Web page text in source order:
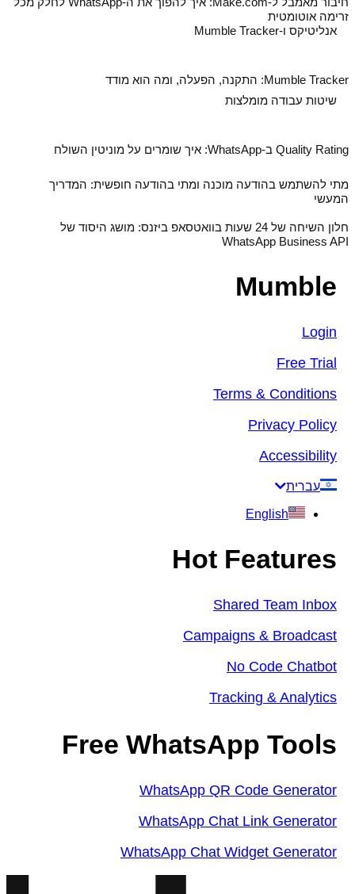
זרימה אוטומטית
אנליטיקס ו-Mumble Tracker
Mumble Tracker: התקנה, הפעלה, ומה הוא מודד
שיטות עבודה מומלצות
Quality Rating ב‑WhatsApp: איך שומרים על מוניטין השולח
מתי להשתמש בהודעה מוכנה ומתי בהודעה חופשית: המדריך
המעשי
חלון השיחה של 24 שעות בוואטסאפ ביזנס: מושג היסוד של
WhatsApp Business API
Mumble
Login
Free Trial
Terms & Conditions
Privacy Policy
Accessibility
עברית
English
Hot Features
Shared Team Inbox
Campaigns & Broadcast
No Code Chatbot
Tracking & Analytics
Free WhatsApp Tools
WhatsApp QR Code Generator
WhatsApp Chat Link Generator
WhatsApp Chat Widget Generator